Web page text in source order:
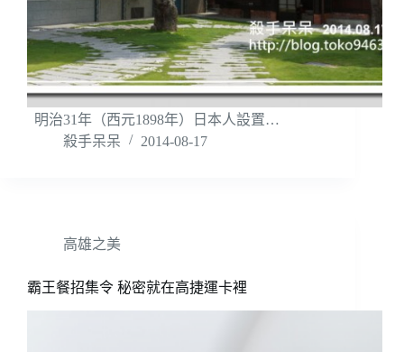
明治31年（西元1898年）日本人設置…
殺手呆呆
2014-08-17
高雄之美
霸王餐招集令 秘密就在高捷運卡裡